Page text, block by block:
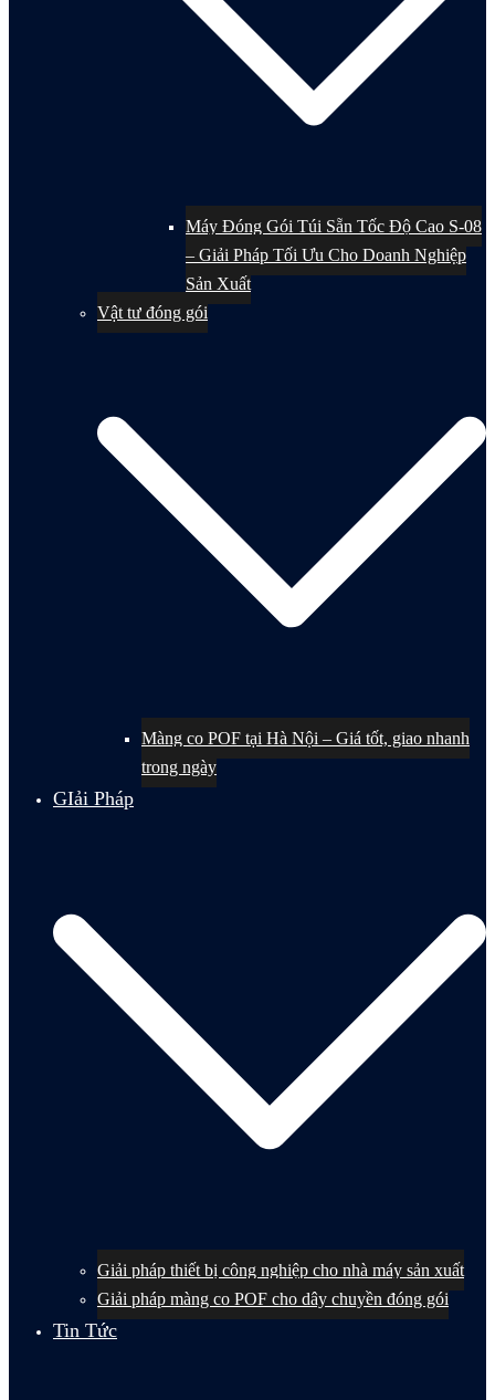
Máy Đóng Gói Túi Sẵn Tốc Độ Cao S-08
– Giải Pháp Tối Ưu Cho Doanh Nghiệp
Sản Xuất
Vật tư đóng gói
Màng co POF tại Hà Nội – Giá tốt, giao nhanh
trong ngày
GIải Pháp
Giải pháp thiết bị công nghiệp cho nhà máy sản xuất
Giải pháp màng co POF cho dây chuyền đóng gói
Tin Tức